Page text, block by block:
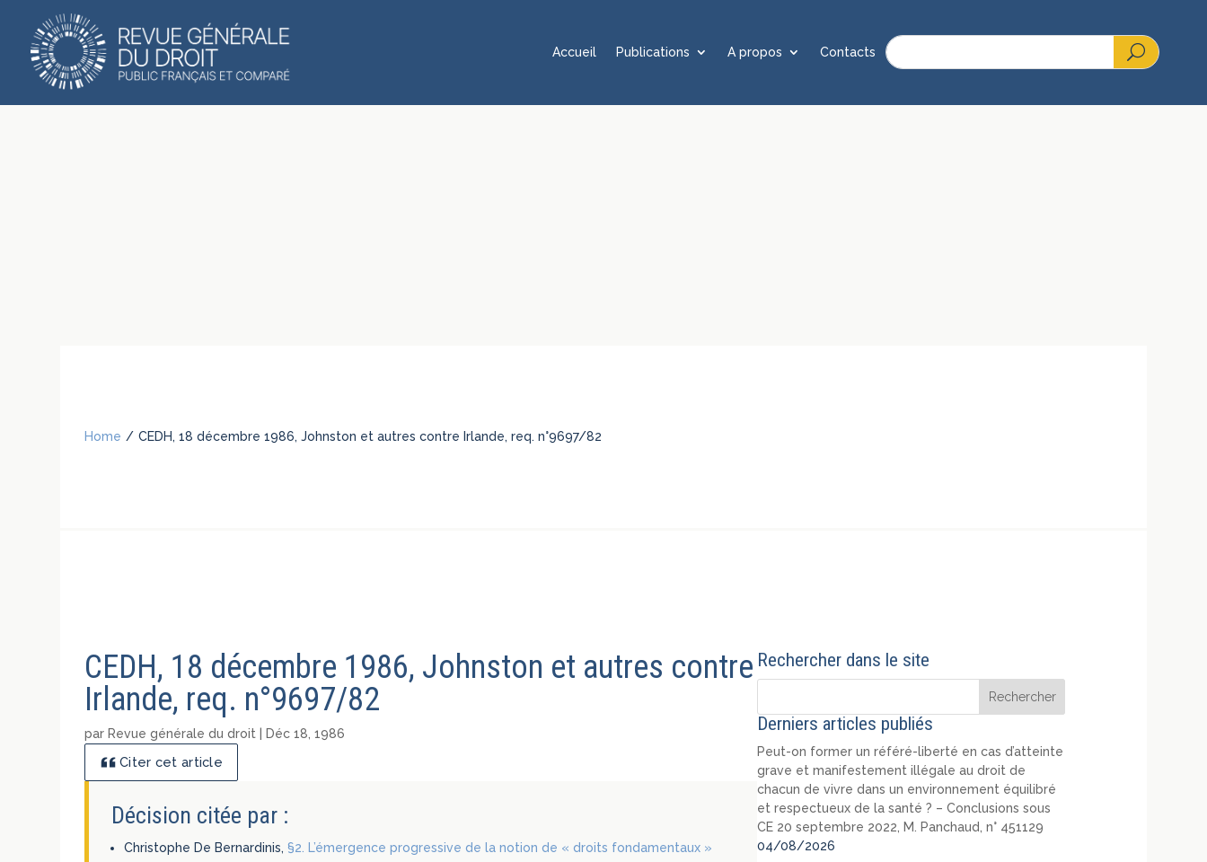
Accueil Publications A propos Contacts
Home / CEDH, 18 décembre 1986, Johnston et autres contre Irlande, req. n°9697/82
CEDH, 18 décembre 1986, Johnston et autres contre
Irlande, req. n°9697/82
par Revue générale du droit Déc 18, 1986
Citer cet article
Décision citée par :
Christophe De Bernardinis,§2. L’émergence progressive de la notion de « droits fondamentaux »
Rechercher dans le site
Derniers articles publiés
Peut-on former un référé-liberté en cas d’atteinte
grave et manifestement illégale au droit de
chacun de vivre dans un environnement équilibré
et respectueux de la santé ? – Conclusions sous
CE 20 septembre 2022, M. Panchaud, n° 451129
04/08/2026